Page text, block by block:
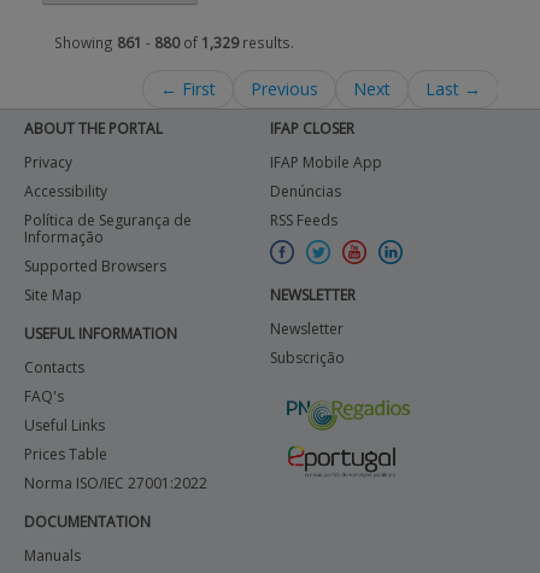
Showing 861 - 880of 1,329results.
← First Previous Next Last →
ABOUT THE PORTAL
Privacy
Accessibility
Política de Segurança de
Informação
Supported Browsers
Site Map
USEFUL INFORMATION
Contacts
FAQ's
Useful Links
Prices Table
Norma ISO/IEC 27001:2022
DOCUMENTATION
Manuals
IFAP CLOSER
IFAP Mobile App
Denúncias
RSS Feeds
NEWSLETTER
Newsletter
Subscrição